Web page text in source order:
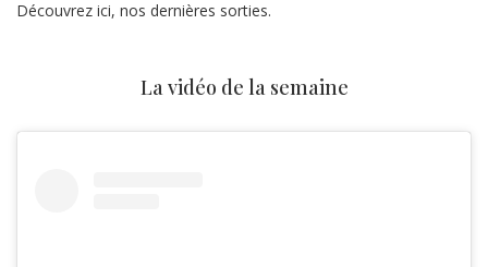
Découvrez ici, nos dernières sorties.
La vidéo de la semaine